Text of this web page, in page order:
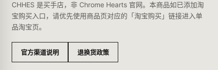
CHHES 是买手店，非 Chrome Hearts 官网。本商品如已添加淘
宝购买入口，请优先使用商品页对应的「淘宝购买」链接进入单
品淘宝页。
官方渠道说明 退换货政策